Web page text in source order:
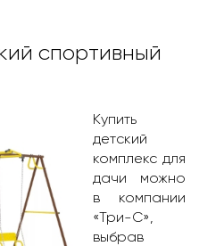
спортивный
Купить
детский
комплекс для
дачи можно
в компании
«Три-С»,
выбрав